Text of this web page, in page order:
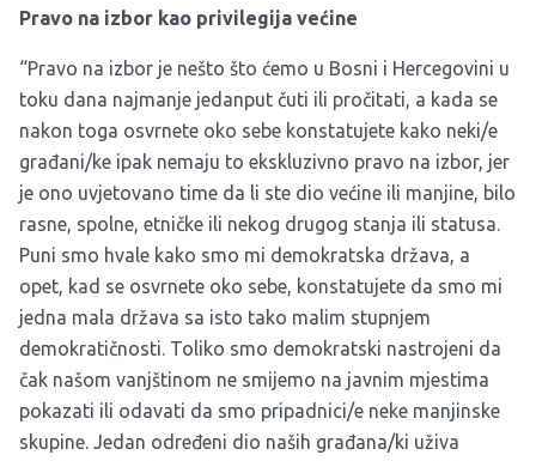
Pravo na izbor kao privilegija većine
“Pravo na izbor je nešto što ćemo u Bosni i Hercegovini u
toku dana najmanje jedanput čuti ili pročitati, a kada se
nakon toga osvrnete oko sebe konstatujete kako neki/e
građani/ke ipak nemaju to ekskluzivno pravo na izbor, jer
je ono uvjetovano time da li ste dio većine ili manjine, bilo
rasne, spolne, etničke ili nekog drugog stanja ili statusa.
Puni smo hvale kako smo mi demokratska država, a
opet, kad se osvrnete oko sebe, konstatujete da smo mi
jedna mala država sa isto tako malim stupnjem
demokratičnosti. Toliko smo demokratski nastrojeni da
čak našom vanjštinom ne smijemo na javnim mjestima
pokazati ili odavati da smo pripadnici/e neke manjinske
skupine. Jedan određeni dio naših građana/ki uživa